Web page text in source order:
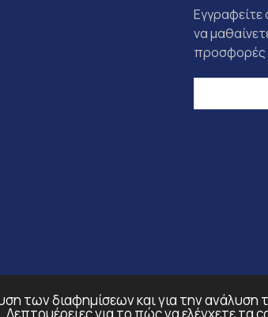
των διαφημίσεων και για την ανάλυση
να
προσφορές